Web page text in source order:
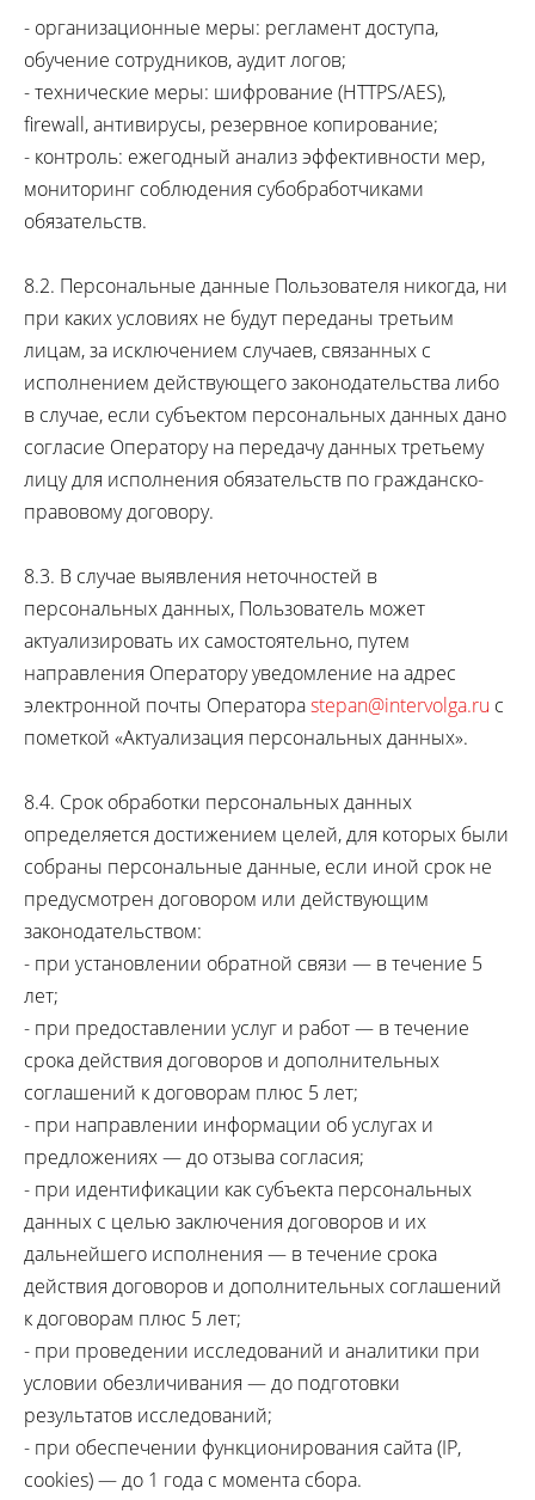
- организационные меры: регламент доступа,
обучение сотрудников, аудит логов;
- технические меры: шифрование (HTTPS/AES),
firewall, антивирусы, резервное копирование;
- контроль: ежегодный анализ эффективности мер,
мониторинг соблюдения субобработчиками
обязательств.
8.2. Персональные данные Пользователя никогда, ни
при каких условиях не будут переданы третьим
лицам, за исключением случаев, связанных с
исполнением действующего законодательства либо
в случае, если субъектом персональных данных дано
согласие Оператору на передачу данных третьему
лицу для исполнения обязательств по гражданско-
правовому договору.
8.3. В случае выявления неточностей в
персональных данных, Пользователь может
актуализировать их самостоятельно, путем
направления Оператору уведомление на адрес
электронной почты Оператораstepan@intervolga.ru с
пометкой «Актуализация персональных данных».
8.4. Срок обработки персональных данных
определяется достижением целей, для которых были
собраны персональные данные, если иной срок не
предусмотрен договором или действующим
законодательством:
- при установлении обратной связи — в течение 5
лет;
- при предоставлении услуг и работ — в течение
срока действия договоров и дополнительных
соглашений к договорам плюс 5 лет;
- при направлении информации об услугах и
предложениях — до отзыва согласия;
- при идентификации как субъекта персональных
данных с целью заключения договоров и их
дальнейшего исполнения — в течение срока
действия договоров и дополнительных соглашений
к договорам плюс 5 лет;
- при проведении исследований и аналитики при
условии обезличивания — до подготовки
результатов исследований;
- при обеспечении функционирования сайта (IP,
cookies) — до 1 года с момента сбора.